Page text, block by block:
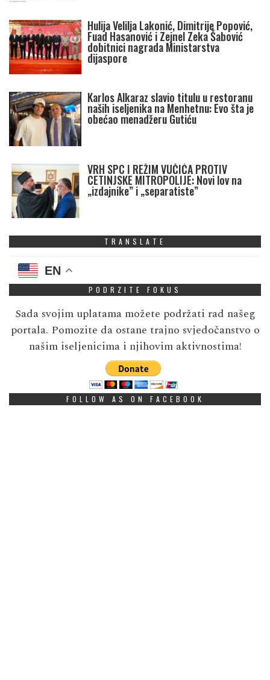
Hulija Velilja Lakonić, Dimitrije Popović,
Fuad Hasanović i Zejnel Zeka Šabović
dobitnici nagrada Ministarstva
dijaspore
Karlos Alkaraz slavio titulu u restoranu
naših iseljenika na Menhetnu: Evo šta je
obećao menadžeru Gutiću
VRH SPC I REŽIM VUČIĆA PROTIV
CETINJSKE MITROPOLIJE: Novi lov na
„izdajnike” i „separatiste”
TRANSLATE
EN
PODRZITE FOKUS
Sada svojim uplatama možete podržati rad našeg
portala. Pomozite da ostane trajno svjedočanstvo o
našim iseljenicima i njihovim aktivnostima!
FOLLOW AS ON FACEBOOK